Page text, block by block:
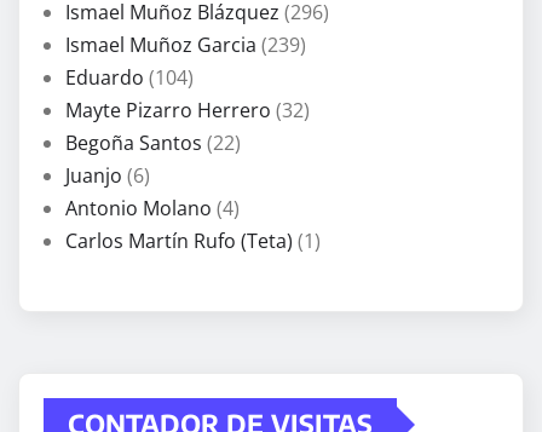
Ismael Muñoz Blázquez (296)
Ismael Muñoz Garcia (239)
Eduardo (104)
Mayte Pizarro Herrero (32)
Begoña Santos (22)
Juanjo (6)
Antonio Molano (4)
Carlos Martín Rufo (Teta) (1)
CONTADOR DE VISITAS